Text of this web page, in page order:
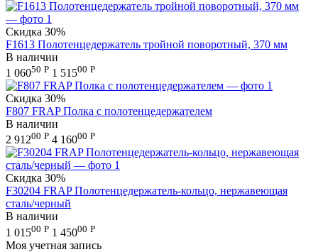
Скидка 30%
F1613 Полотенцедержатель тройной поворотный, 370 мм
В наличии
1 06050 Р 1 51500 Р
Скидка 30%
F807 FRAP Полка c полотенцедержателем
В наличии
2 91200 Р 4 16000 Р
Скидка 30%
F30204 FRAP Полотенцедержатель-кольцо, нержавеющая
сталь/черный
В наличии
1 01500 Р 1 45000 Р
Моя учетная запись